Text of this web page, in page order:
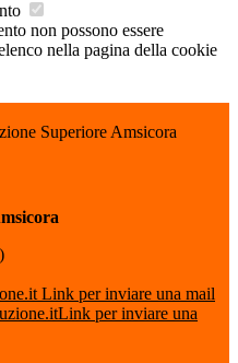
non possono essere
nella pagina della cookie
Superiore Amsicora
Link per inviare una mail
Link per inviare una